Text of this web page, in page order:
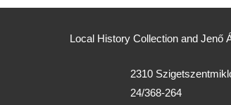
Local History Collection and Jenő
2310
24/368-264